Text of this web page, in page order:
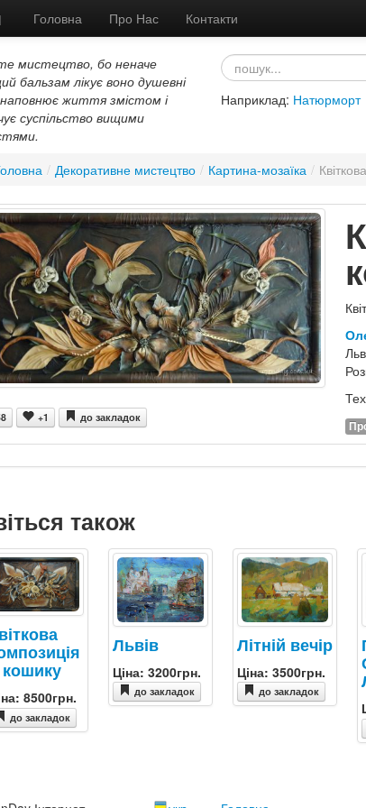
Головна Про Нас Контакти
мистецтво, бо неначе
бальзам лікує воно душевні
життя змістом і
суспільство вищими
Наприклад: Натюрморт
/ Декоративне мистецтво / Картина-мозаїка /
+1 до закладок
також
8500грн.
до закладок
Львів
Ціна: 3200грн.
до закладок
Літній вечір
Ціна: 3500грн.
до закладок